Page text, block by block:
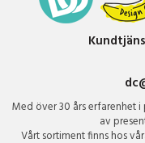
Med över 30 års erfarenhet
av
Vårt sortiment finns hos